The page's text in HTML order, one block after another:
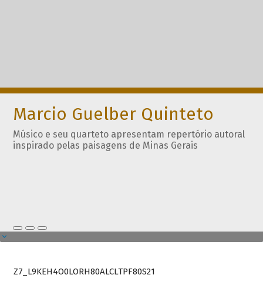
Marcio Guelber Quinteto
Músico e seu quarteto apresentam repertório autoral
inspirado pelas paisagens de Minas Gerais
Z7_L9KEH4O0LORH80ALCLTPF80S21